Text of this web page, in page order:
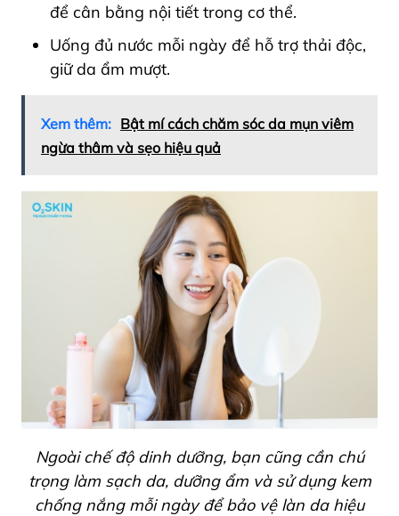
để cân bằng nội tiết trong cơ thể.
Uống đủ nước mỗi ngày để hỗ trợ thải độc,
giữ da ẩm mượt.
Xem thêm: Bật mí cách chăm sóc da mụn viêm
ngừa thâm và sẹo hiệu quả
Ngoài chế độ dinh dưỡng, bạn cũng cần chú
trọng làm sạch da, dưỡng ẩm và sử dụng kem
chống nắng mỗi ngày để bảo vệ làn da hiệu